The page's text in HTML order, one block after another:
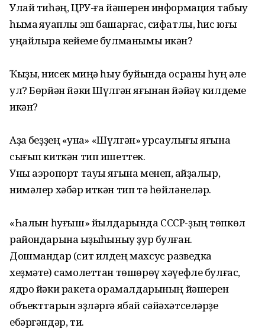
Улай тиһәң, ЦРУ-ға йәшерен информация табыу
һымаҡ яуаплы эш башҡарғас, сифатлы, һис юғы
уңайлыраҡ кейеме булманымы икән?
Ҡыҙыҡ, нисек миңә һыу буйында осраны һуң әле
ул? Бөрйән йәки Шүлгән яғынан йәйәү килдеме
икән?
Аҙаҡ беҙҙең «ҡунаҡ» «Шүлгән» ҡурсаулығы яғына
сығып киткән тип ишеттек.
Уны аэропорт тауы яғына менеп, ҡайҙалыр,
нимәлер хәбәр иткән тип тә һөйләнеләр.
«Һалҡын һуғыш» йылдарында СССР-ҙың төпкөл
райондарына ҡыҙыҡһыныу ҙур булған.
Дошмандар (сит илдең махсус разведка
хеҙмәте) самолеттан төшөрөү хәүефле булғас,
ядро йәки ракета ҡорамалдарының йәшерен
объекттарын эҙләргә ябай сәйәхәтселәрҙе
ебәргәндәр, ти.